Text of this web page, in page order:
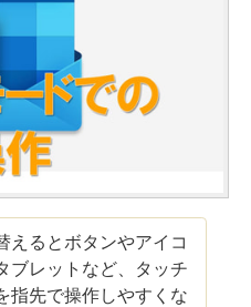
るとボタンやアイコ
ブレットなど、タッチ
指先で操作しやすくな